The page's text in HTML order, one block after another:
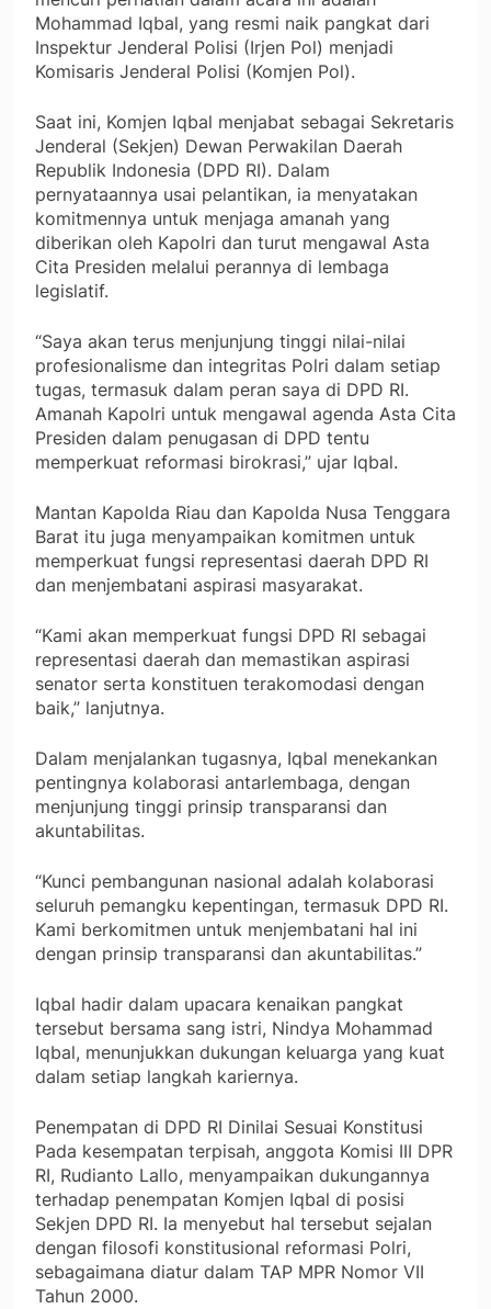
Mohammad Iqbal, yang resmi naik pangkat dari
Inspektur Jenderal Polisi (Irjen Pol) menjadi
Komisaris Jenderal Polisi (Komjen Pol).
Saat ini, Komjen Iqbal menjabat sebagai Sekretaris
Jenderal (Sekjen) Dewan Perwakilan Daerah
Republik Indonesia (DPD RI). Dalam
pernyataannya usai pelantikan, ia menyatakan
komitmennya untuk menjaga amanah yang
diberikan oleh Kapolri dan turut mengawal Asta
Cita Presiden melalui perannya di lembaga
legislatif.
“Saya akan terus menjunjung tinggi nilai-nilai
profesionalisme dan integritas Polri dalam setiap
tugas, termasuk dalam peran saya di DPD RI.
Amanah Kapolri untuk mengawal agenda Asta Cita
Presiden dalam penugasan di DPD tentu
memperkuat reformasi birokrasi,” ujar Iqbal.
Mantan Kapolda Riau dan Kapolda Nusa Tenggara
Barat itu juga menyampaikan komitmen untuk
memperkuat fungsi representasi daerah DPD RI
dan menjembatani aspirasi masyarakat.
“Kami akan memperkuat fungsi DPD RI sebagai
representasi daerah dan memastikan aspirasi
senator serta konstituen terakomodasi dengan
baik,” lanjutnya.
Dalam menjalankan tugasnya, Iqbal menekankan
pentingnya kolaborasi antarlembaga, dengan
menjunjung tinggi prinsip transparansi dan
akuntabilitas.
“Kunci pembangunan nasional adalah kolaborasi
seluruh pemangku kepentingan, termasuk DPD RI.
Kami berkomitmen untuk menjembatani hal ini
dengan prinsip transparansi dan akuntabilitas.”
Iqbal hadir dalam upacara kenaikan pangkat
tersebut bersama sang istri, Nindya Mohammad
Iqbal, menunjukkan dukungan keluarga yang kuat
dalam setiap langkah kariernya.
Penempatan di DPD RI Dinilai Sesuai Konstitusi
Pada kesempatan terpisah, anggota Komisi III DPR
RI, Rudianto Lallo, menyampaikan dukungannya
terhadap penempatan Komjen Iqbal di posisi
Sekjen DPD RI. Ia menyebut hal tersebut sejalan
dengan filosofi konstitusional reformasi Polri,
sebagaimana diatur dalam TAP MPR Nomor VII
Tahun 2000.